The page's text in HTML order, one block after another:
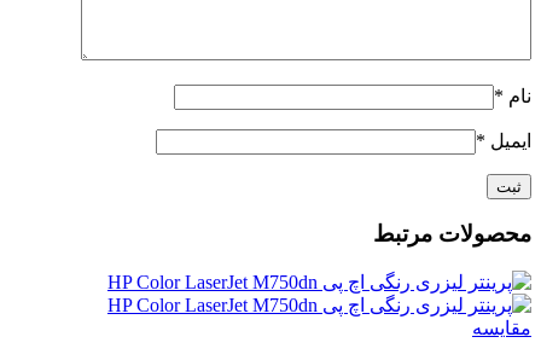
نام *
ایمیل *
محصولات مرتبط
مقايسه